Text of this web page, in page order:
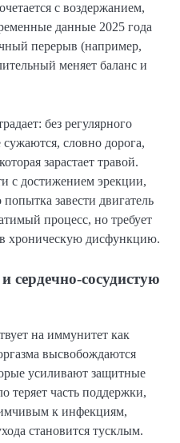
с воздержанием,
данные 2025 года
перерыв (например,
меняет баланс и
без регулярного
словно дорога,
зарастает травой.
с достижением эрекции,
попытка завести двигатель
процесс, но требует
хроническую дисфункцию.
сердечно-сосудистую
на иммунитет как
высвобождаются
усиливают защитные
теряет часть поддержки,
к инфекциям,
становится тусклым.